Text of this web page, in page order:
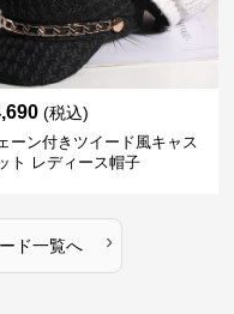
(税込)
ーン付きツイード風キャス
ト レディース帽子
ド一覧へ ›